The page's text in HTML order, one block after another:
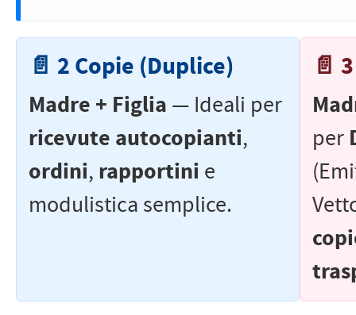
📄 2 Copie (Duplice)
Madre + Figlia — Ideali per
ricevute autocopianti,
ordini, rapportini e
modulistica semplice.
📄
per